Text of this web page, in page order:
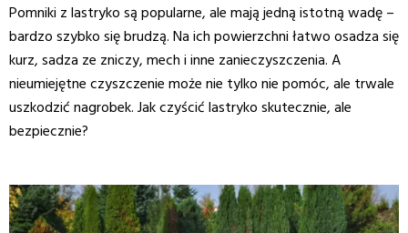
Pomniki z lastryko są popularne, ale mają jedną istotną wadę –
bardzo szybko się brudzą. Na ich powierzchni łatwo osadza się
kurz, sadza ze zniczy, mech i inne zanieczyszczenia. A
nieumiejętne czyszczenie może nie tylko nie pomóc, ale trwale
uszkodzić nagrobek. Jak czyścić lastryko skutecznie, ale
bezpiecznie?